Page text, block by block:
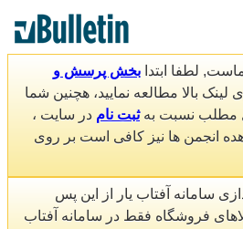
لطفا ابتدا بخش پرسش و
لینک بالا مطالعه نمایید، هچنین شما
مطلب نسبت بهثبت نام در سایت ،
انجمن ها نیز کافی است بر روی
سامانه آفتاب یار از این پس
فروشگاه فقط در سامانه آفتاب